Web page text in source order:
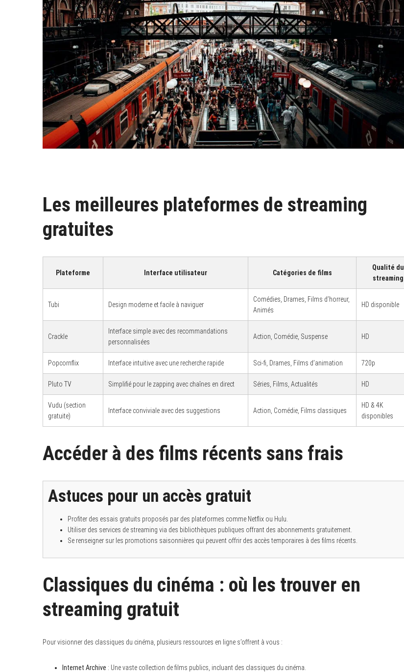
Les meilleures plateformes de streaming
gratuites
Plateforme Interface utilisateur Catégories de films
Qualité du
streaming
Tubi Design moderne et facile à naviguer
Comédies, Drames, Films d’horreur,
Animés
HD disponible
Crackle
Interface simple avec des recommandations
personnalisées
Action, Comédie, Suspense HD
Popcornflix Interface intuitive avec une recherche rapide Sci-fi, Drames, Films d’animation 720p
Pluto TV Simplifié pour le zapping avec chaînes en direct Séries, Films, Actualités HD
Vudu (section
gratuite)
Interface conviviale avec des suggestions Action, Comédie, Films classiques
HD & 4K
disponibles
Accéder à des films récents sans frais
Astuces pour un accès gratuit
Profiter des essais gratuits proposés par des plateformes comme Netflix ou Hulu.
Utiliser des services de streaming via des bibliothèques publiques offrant des abonnements gratuitement.
Se renseigner sur les promotions saisonnières qui peuvent offrir des accès temporaires à des films récents.
Classiques du cinéma : où les trouver en
streaming gratuit
Pour visionner des classiques du cinéma, plusieurs ressources en ligne s’offrent à vous :
Internet Archive : Une vaste collection de films publics, incluant des classiques du cinéma.
a